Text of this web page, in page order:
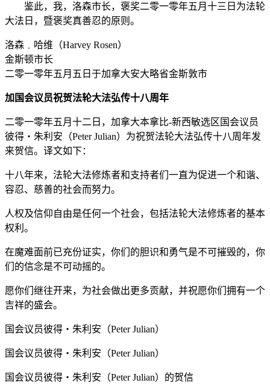
鉴此，我，洛森市长，褒奖二零一零年五月十三日为法轮
大法日，暨褒奖真善忍的原则。
洛森﹒哈维（Harvey Rosen）
金斯顿市长
二零一零年五月五日于加拿大安大略省金斯敦市
加国会议员祝贺法轮大法弘传十八周年
二零一零年五月十二日，加拿大本拿比-新西敏选区国会议员
彼得‧朱利安（Peter Julian）为祝贺法轮大法弘传十八周年发
来贺信。译文如下：
十八年来，法轮大法修炼者和支持者们一直为促进一个和谐、
容忍、慈善的社会而努力。
人权及信仰自由是任何一个社会，包括法轮大法修炼者的基本
权利。
在魔难面前已充份证实，你们的胆识和勇气是不可摧毁的，你
们的信念是不可动摇的。
愿你们继往开来，为社会做出更多贡献，并祝愿你们拥有一个
吉祥的盛会。
国会议员彼得‧朱利安（Peter Julian）
国会议员彼得‧朱利安（Peter Julian）
国会议员彼得‧朱利安（Peter Julian）的贺信